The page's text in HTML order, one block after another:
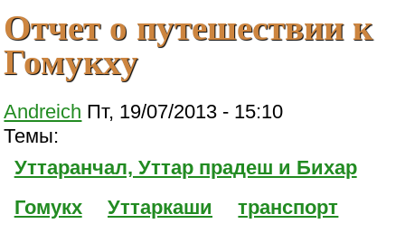
Отчет о путешествии к
Гомукху
Andreich Пт, 19/07/2013 - 15:10
Темы:
Уттаранчал, Уттар прадеш и Бихар
Гомукх
Уттаркаши
транспорт